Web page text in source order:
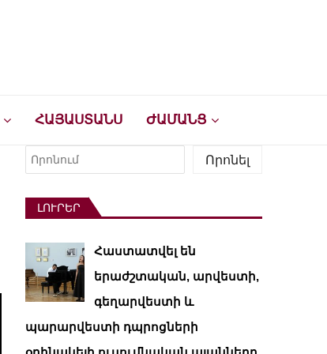
ՀԱՅԱՍՏԱՆՍ ԺԱՄԱՆՑ
Որոնել
Որոնել
ԼՈՒՐԵՐ
Հաստատվել են
երաժշտական, արվեստի,
գեղարվեստի և
պարարվեստի դպրոցների